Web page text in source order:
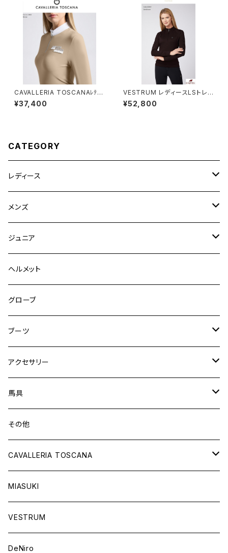
CAVALLERIA TOSCANAﾚﾃﾞｨ
ｽ LSシャツCAD270PA005
¥37,400
VESTRUM レディースLSトレ
ーニングシャツ W659565056
¥52,800
CATEGORY
レディース
競技用ジャケット
キュロット
フルグリップ
ニーグリップ
シャツ
ウェア
アウター
シャツ
メンズ
競技用ジャケット
キュロット
フルグリップ
ニーグリップ
シャツ
ウェア
アウター
シャツ
ジュニア
キュロット
ウエア
ヘルメット
グローブ
ブーツ
ロングブーツ（既製品）
オーダーロングブーツ
ショートブーツ
チャップス
アクセサリー
ベルト
グローブ
ソックス
キャップ
アスコットタイ
バッグ
馬具
サドルパッド
イヤーネット
バンデージ
ラグ
その他
CAVALLERIA TOSCANA
レディス
競技用ジャケット
キュロット
メンズ
競技用ジャケット
MIASUKI
VESTRUM
DeNiro